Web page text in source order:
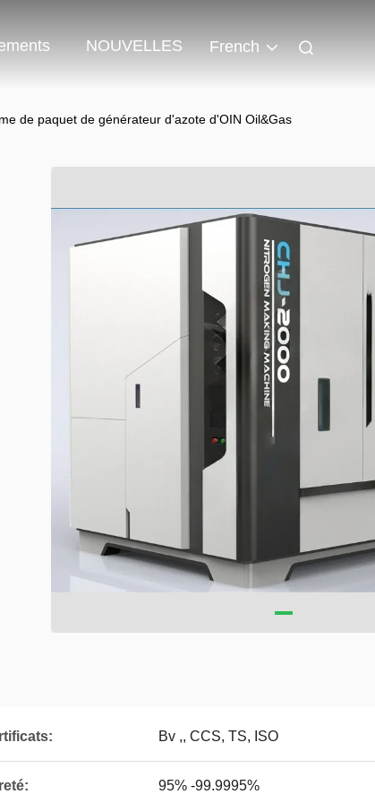
NOUVELLES French
de paquet de générateur d'azote d'OIN Oil&Gas
Bv ,, CCS, TS, ISO
95% -99.9995%